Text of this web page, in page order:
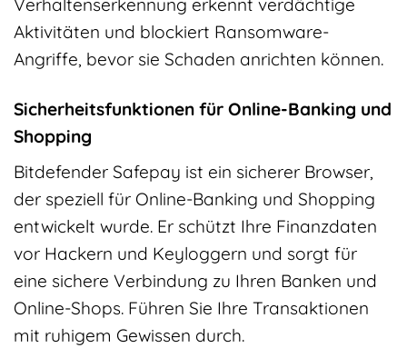
Aktivitäten und blockiert Ransomware-
Angriffe, bevor sie Schaden anrichten können.
Sicherheitsfunktionen für Online-Banking und
Shopping
Bitdefender Safepay ist ein sicherer Browser,
der speziell für Online-Banking und Shopping
entwickelt wurde. Er schützt Ihre Finanzdaten
vor Hackern und Keyloggern und sorgt für
eine sichere Verbindung zu Ihren Banken und
Online-Shops. Führen Sie Ihre Transaktionen
mit ruhigem Gewissen durch.